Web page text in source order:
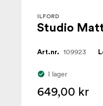
ILFORD
Studio
Art.nr. 109923
I lager
649,00 kr